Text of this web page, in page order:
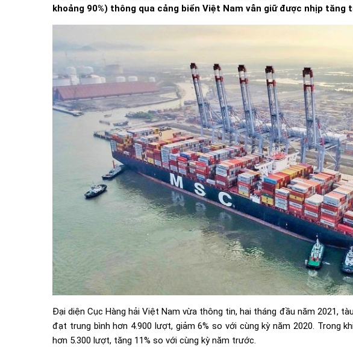
khoảng 90%) thông qua cảng biển Việt Nam vẫn giữ được nhịp
Đại diện Cục Hàng hải Việt Nam vừa thông tin, hai tháng đầu năm 2021,
đạt trung bình hơn 4.900 lượt, giảm 6% so với cùng kỳ năm 2020. Trong
hơn 5.300 lượt, tăng 11% so với cùng kỳ năm trước.